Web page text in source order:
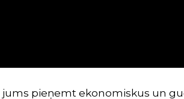
jums pieņemt ekonomiskus un